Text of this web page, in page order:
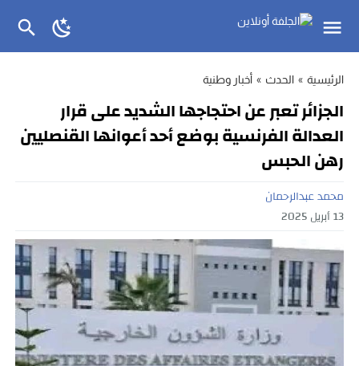
الرئيسية » الحدث » أخبار وطنية
الجزائر تعبر عن احتجاجها الشديد على قرار
العدالة الفرنسية بوضع أحد أعوانها القنصليين
رهن الحبس
محمد عبدالرحمان
13 أبريل 2025